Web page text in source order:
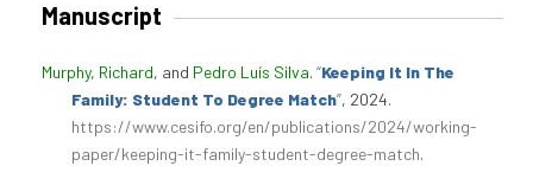
Manuscript
Murphy, Richard, and Pedro Luís Silva. “Keeping It In The
Family: Student To Degree Match”, 2024.
https://www.cesifo.org/en/publications/2024/working-
paper/keeping-it-family-student-degree-match.